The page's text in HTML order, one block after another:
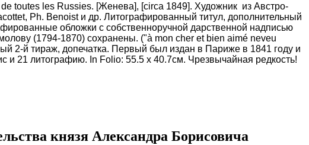
toutes les Russies. [Женева], [circa 1849]. Художник из Австро-
Ph. Benoist и др. Литографированный титул, дополнительный
обложки с собственноручной дарственной надписью
(1794-1870) сохранены. ("à mon cher et bien aimé neveu
2-й тираж, допечатка. Первый был издан в Париже в 1841 году и
и 21 литографию. In Folio: 55.5 x 40.7см. Чрезвычайная редкость!
князя Александра Борисовича